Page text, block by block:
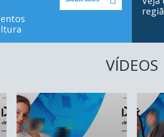
VÍDEOS